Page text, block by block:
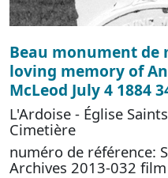
Beau monument de
loving memory of
McLeod July 4 1884
L'Ardoise - Église
Cimetière
numéro de référence:
Archives 2013-032